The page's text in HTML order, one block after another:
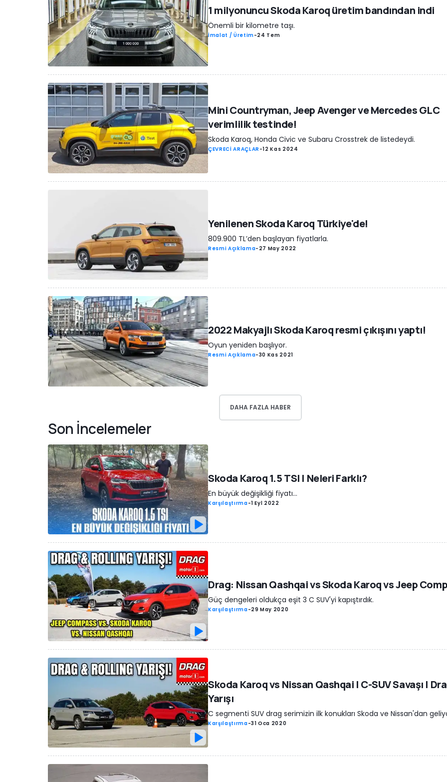
1 milyonuncu Skoda Karoq üretim bandından indi
Önemli bir kilometre taşı.
İmalat / Üretim-24 Tem
Mini Countryman, Jeep Avenger ve Mercedes GLC
verimlilik testinde!
Skoda Karoq, Honda Civic ve Subaru Crosstrek de listedeydi.
ÇEVRECİ ARAÇLAR -12 Kas 2024
Yenilenen Skoda Karoq Türkiye'de!
809.900 TL’den başlayan fiyatlarla.
Resmi Açıklama- 27 May 2022
2022 Makyajlı Skoda Karoq resmi çıkışını yaptı!
Oyun yeniden başlıyor.
Resmi Açıklama-30 Kas 2021
DAHA FAZLA HABER
Son İncelemeler
Skoda Karoq 1.5 TSI | Neleri Farklı?
En büyük değişikliği fiyatı...
Karşılaştırma-1 Eyl 2022
Drag: Nissan Qashqai vs Skoda Karoq vs Jeep
Güç dengeleri oldukça eşit 3 C SUV'yi kapıştırdık.
Karşılaştırma-29 May 2020
Skoda Karoq vs Nissan Qashqai | C-SUV Savaşı |
Yarışı
C segmenti SUV drag serimizin ilk konukları Skoda ve Nissan'dan
Karşılaştırma-31 Oca 2020